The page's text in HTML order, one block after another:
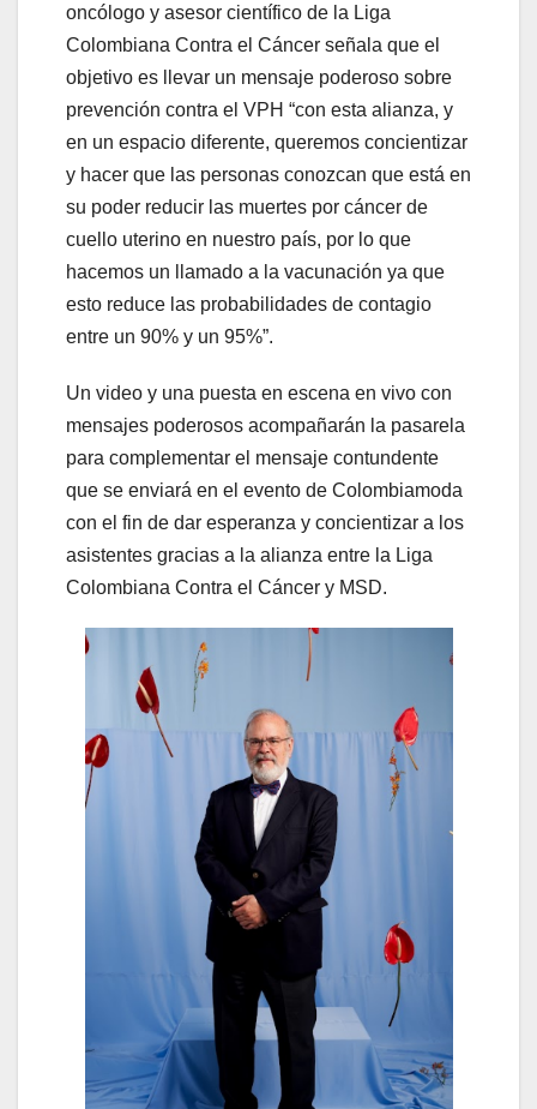
oncólogo y asesor científico de la Liga
Colombiana Contra el Cáncer señala que el
objetivo es llevar un mensaje poderoso sobre
prevención contra el VPH “con esta alianza, y
en un espacio diferente, queremos concientizar
y hacer que las personas conozcan que está en
su poder reducir las muertes por cáncer de
cuello uterino en nuestro país, por lo que
hacemos un llamado a la vacunación ya que
esto reduce las probabilidades de contagio
entre un 90% y un 95%”.
Un video y una puesta en escena en vivo con
mensajes poderosos acompañarán la pasarela
para complementar el mensaje contundente
que se enviará en el evento de Colombiamoda
con el fin de dar esperanza y concientizar a los
asistentes gracias a la alianza entre la Liga
Colombiana Contra el Cáncer y MSD.